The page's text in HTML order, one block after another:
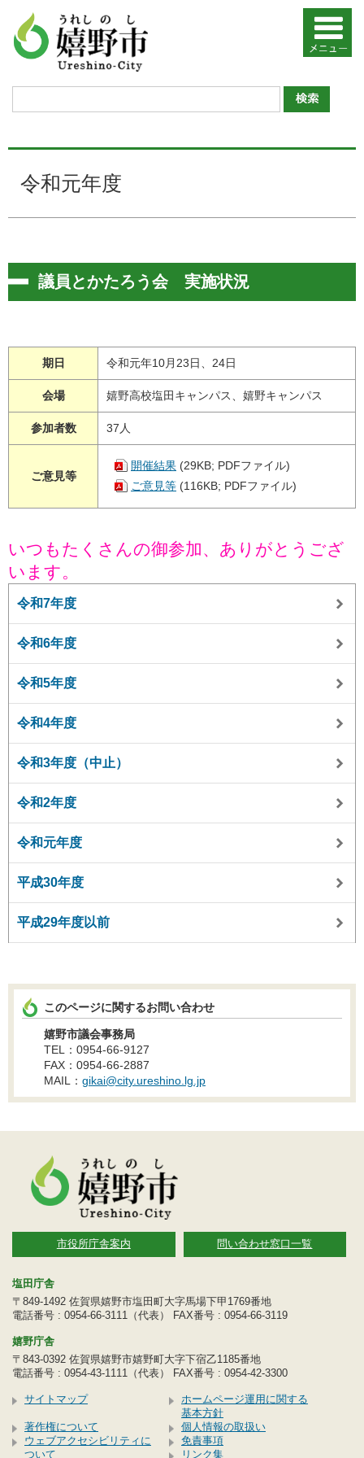
令和元年度
議員とかたろう会 実施状況
期日 令和元年10月23日、24日
会場 嬉野高校塩田キャンパス、嬉野キャンパス
参加者数 37人
ご意見等
開催結果 (29KB; PDFファイル)
ご意見等 (116KB; PDFファイル)
いつもたくさんの御参加、ありがとうござ
います。
令和7年度
令和6年度
令和5年度
令和4年度
令和3年度（中止）
令和2年度
令和元年度
平成30年度
平成29年度以前
このページに関するお問い合わせ
嬉野市議会事務局
TEL：0954-66-9127
FAX：0954-66-2887
MAIL： gikai@city.ureshino.lg.jp
市役所庁舎案内 問い合わせ窓口一覧
塩田庁舎
〒849-1492 佐賀県嬉野市塩田町大字馬場下甲1769番地
電話番号 : 0954-66-3111（代表） FAX番号 : 0954-66-3119
嬉野庁舎
〒843-0392 佐賀県嬉野市嬉野町大字下宿乙1185番地
電話番号 : 0954-43-1111（代表） FAX番号 : 0954-42-3300
サイトマップ
ホームページ運用に関する
基本方針
著作権について
個人情報の取扱い
ウェブアクセシビリティに
ついて
免責事項
リンク集